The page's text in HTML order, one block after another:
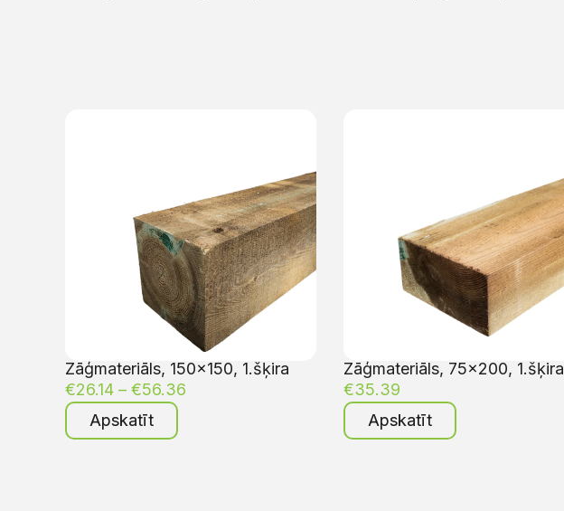
Zāģmateriāls, 150×150, 1.šķira
€26.14 – €56.36
Apskatīt
Zāģmateriāls, 75×200, 1.šķira
€35.39
Apskatīt